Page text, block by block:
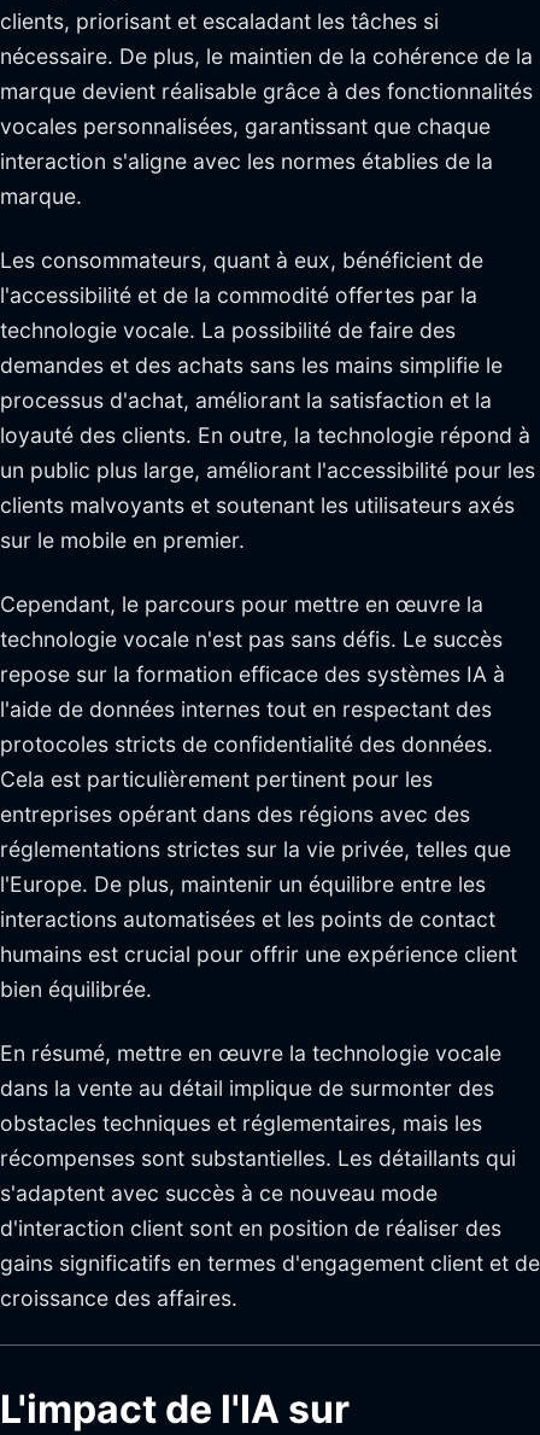
clients, priorisant et escaladant les tâches si
nécessaire. De plus, le maintien de la cohérence de la
marque devient réalisable grâce à des fonctionnalités
vocales personnalisées, garantissant que chaque
interaction s'aligne avec les normes établies de la
marque.
Les consommateurs, quant à eux, bénéficient de
l'accessibilité et de la commodité offertes par la
technologie vocale. La possibilité de faire des
demandes et des achats sans les mains simplifie le
processus d'achat, améliorant la satisfaction et la
loyauté des clients. En outre, la technologie répond à
un public plus large, améliorant l'accessibilité pour les
clients malvoyants et soutenant les utilisateurs axés
sur le mobile en premier.
Cependant, le parcours pour mettre en œuvre la
technologie vocale n'est pas sans défis. Le succès
repose sur la formation efficace des systèmes IA à
l'aide de données internes tout en respectant des
protocoles stricts de confidentialité des données.
Cela est particulièrement pertinent pour les
entreprises opérant dans des régions avec des
réglementations strictes sur la vie privée, telles que
l'Europe. De plus, maintenir un équilibre entre les
interactions automatisées et les points de contact
humains est crucial pour offrir une expérience client
bien équilibrée.
En résumé, mettre en œuvre la technologie vocale
dans la vente au détail implique de surmonter des
obstacles techniques et réglementaires, mais les
récompenses sont substantielles. Les détaillants qui
s'adaptent avec succès à ce nouveau mode
d'interaction client sont en position de réaliser des
gains significatifs en termes d'engagement client et de
croissance des affaires.
L'impact de l'IA sur